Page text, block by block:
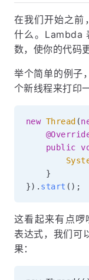
在我们开始之前
什么。Lambda
数，使你的代码
举个简单的例子
个新线程来打印
new Thread (
public
}
}) . start ( ) ;
这看起来有点
表达式，我们可
果：